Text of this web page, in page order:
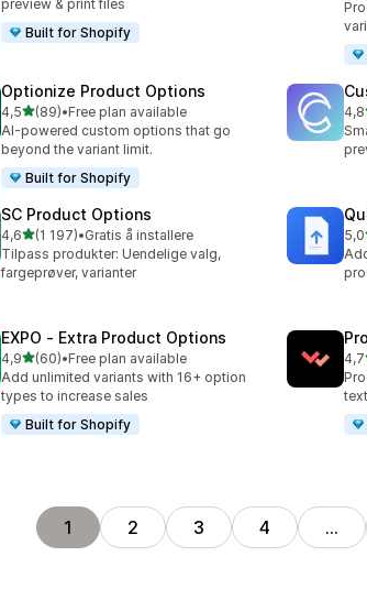
preview & print files
Built for Shopify
Optionize Product Options
4,5av 5 stjerner
(89)
Totalt 89 omtaler
•Free plan available
AI-powered custom options that go
beyond the variant limit.
Built for Shopify
4,8
SC Product Options
4,6av 5 stjerner
(1 197)
Totalt 1197 omtaler
•Gratis å installere
Tilpass produkter: Uendelige valg,
fargeprøver, varianter
5,0
EXPO ‑ Extra Product Options
4,9av 5 stjerner
(60)
Totalt 60 omtaler
•Free plan available
Add unlimited variants with 16+ option
types to increase sales
Built for Shopify
4,7
1 2 3 4 …